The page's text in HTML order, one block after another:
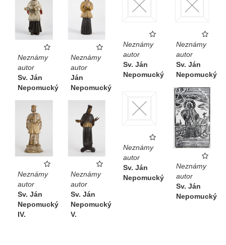
Neznámy
autor
Sv. Ján
Nepomucký
Neznámy
autor
Ján
Nepomucký
Neznámy
autor
Sv. Ján
Nepomucký
Neznámy
autor
Sv. Ján
Nepomucký
Neznámy
autor
Sv. Ján
Nepomucký
Neznámy
autor
Sv. Ján
Nepomucký
Neznámy
autor
Sv. Ján
Nepomucký
IV.
Neznámy
autor
Sv. Ján
Nepomucký
V.